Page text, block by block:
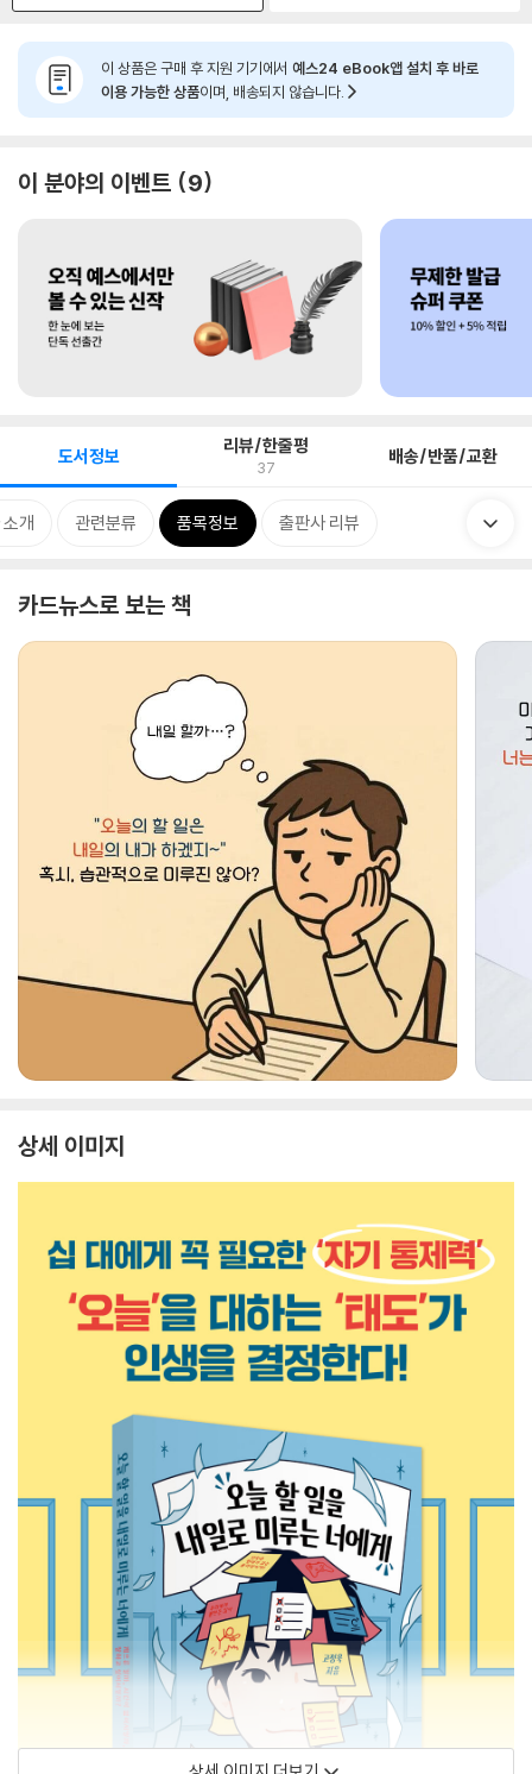
이 상품은 구매 후 지원 기기에서 예스24 eBook앱 설치 후 바로
이용 가능한 상품이며, 배송되지 않습니다.
이 분야의 이벤트 9
도서정보 리뷰/한줄평
37 배송/반품/교환
개 관련분류 품목정보 출판사 리뷰
카드뉴스로 보는 책
상세 이미지